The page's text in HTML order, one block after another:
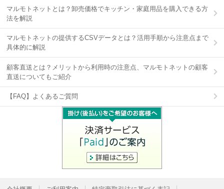
マルモトネットとは？卸売価格でキッチン・家庭用品を購入できる方
法を解説
マルモトネットの提供するCSVデータとは？活用手順から注意点まで
具体的に解説
顧客直送とは？メリットから利用時の注意点、マルモトネットの顧客
直送についてもご紹介
【FAQ】よくあるご質問